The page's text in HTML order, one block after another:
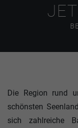
Die Region rund
schönsten
sich zahlreiche